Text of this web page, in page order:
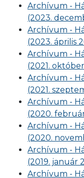
Archívum -
(2023.
Archívum -
(2023. április
Archívum -
(2021.
Archívum -
(2021.
Archívum -
(2020.
Archívum -
(2020.
Archívum -
(2019. január
Archívum -